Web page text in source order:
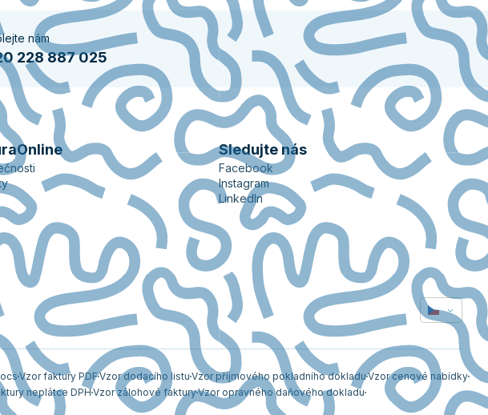
nám
228 887 025
Sledujte nás
Facebook
Instagram
LinkedIn
Vzor faktury PDFVzor dodacího listu Vzor příjmového pokladního dokladuVzor cenové nabídky
neplátce DPHVzor zálohové fakturyVzor opravného daňového dokladu